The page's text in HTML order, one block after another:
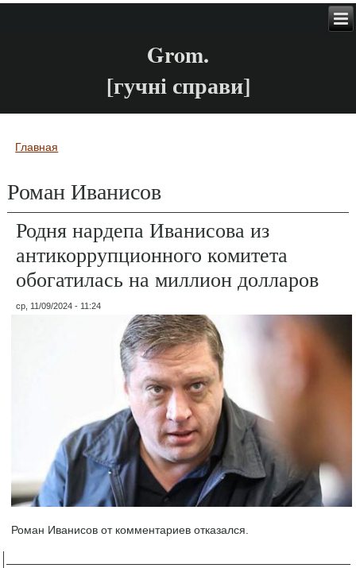
Grom.
[гучні справи]
Вы здесь
Главная
Роман Иванисов
Родня нардепа Иванисова из
антикоррупционного комитета
обогатилась на миллион долларов
ср, 11/09/2024 - 11:24
Роман Иванисов от комментариев отказался.